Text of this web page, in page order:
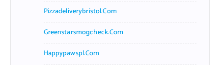
Pizzadeliverybristol.com
Greenstarsmogcheck.com
Happypawspl.com